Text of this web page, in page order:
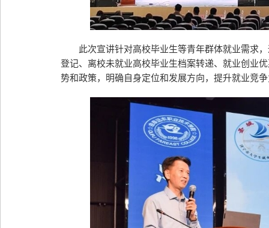
此次宣讲针对高校毕业生等青年群体就业需求
登记、离校未就业高校毕业生档案转递、就业创业
势和政策，明确自身定位和发展方向，提升就业竞